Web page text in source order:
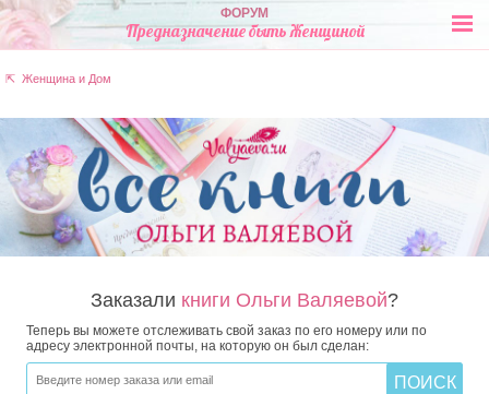
ФОРУМ
Предназначение быть Женщиной
⇱ Женщина и Дом
Заказали книги Ольги Валяевой?
Теперь вы можете отслеживать свой заказ по его номеру или по
адресу электронной почты, на которую он был сделан: